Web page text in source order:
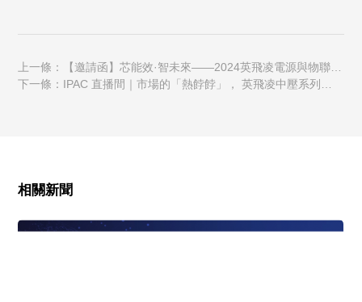
上一條：【邀請函】芯能效·智未來——2024英飛凌電源與物聯網
巡回研討會
下一條：IPAC 直播間｜市場的「熱餑餑」， 英飛凌中壓系列
相關新聞